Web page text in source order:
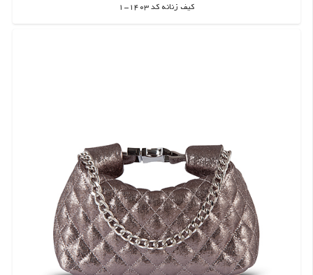
کیف زنانه کد 1403-1
اطلاعات بیشتر